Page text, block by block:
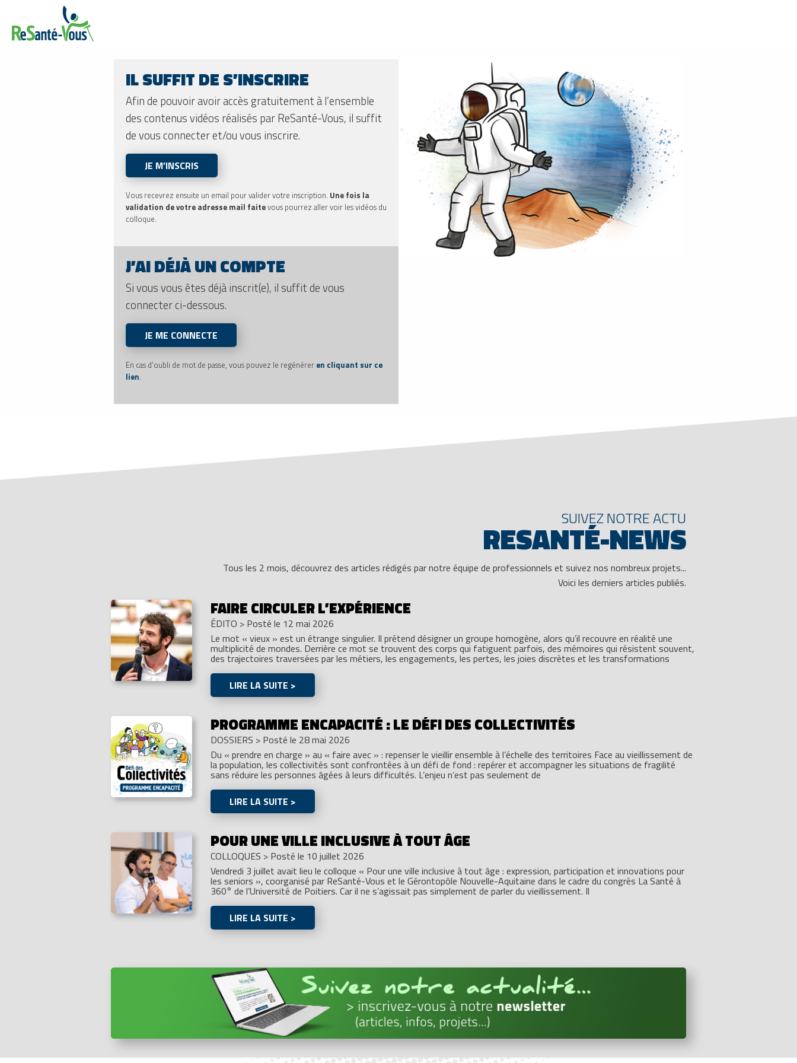
IL SUFFIT DE S’INSCRIRE
Afin de pouvoir avoir accès gratuitement à l’ensemble
des contenus vidéos réalisés par ReSanté-Vous, il suffit
de vous connecter et/ou vous inscrire.
JE M’INSCRIS
Vous recevrez ensuite un email pour valider votre inscription. Une fois la
validation de votre adresse mail faitevous pourrez aller voir les vidéos du
colloque.
J’AI DÉJÀ UN COMPTE
Si vous vous êtes déjà inscrit(e), il suffit de vous
connecter ci-dessous.
JE ME CONNECTE
En cas d’oubli de mot de passe, vous pouvez le regénérer en cliquant sur ce
lien.
SUIVEZ NOTRE ACTU
RESANTÉ-NEWS
Tous les 2 mois, découvrez des articles rédigés par notre équipe de professionnels et suivez nos nombreux projets...
Voici les derniers articles publiés.
FAIRE CIRCULER L’EXPÉRIENCE
ÉDITO > Posté le 12 mai 2026
Le mot « vieux » est un étrange singulier. Il prétend désigner un groupe homogène, alors qu’il recouvre en réalité une
multiplicité de mondes. Derrière ce mot se trouvent des corps qui fatiguent parfois, des mémoires qui résistent souvent,
des trajectoires traversées par les métiers, les engagements, les pertes, les joies discrètes et les transformations
LIRE LA SUITE >
PROGRAMME ENCAPACITÉ : LE DÉFI DES COLLECTIVITÉS
DOSSIERS > Posté le 28 mai 2026
Du « prendre en charge » au « faire avec » : repenser le vieillir ensemble à l’échelle des territoires Face au vieillissement de
la population, les collectivités sont confrontées à un défi de fond : repérer et accompagner les situations de fragilité
sans réduire les personnes âgées à leurs difficultés. L’enjeu n’est pas seulement de
LIRE LA SUITE >
POUR UNE VILLE INCLUSIVE À TOUT ÂGE
COLLOQUES > Posté le 10 juillet 2026
Vendredi 3 juillet avait lieu le colloque « Pour une ville inclusive à tout âge : expression, participation et innovations pour
les seniors », coorganisé par ReSanté-Vous et le Gérontopôle Nouvelle-Aquitaine dans le cadre du congrès La Santé à
360° de l’Université de Poitiers. Car il ne s’agissait pas simplement de parler du vieillissement. Il
LIRE LA SUITE >